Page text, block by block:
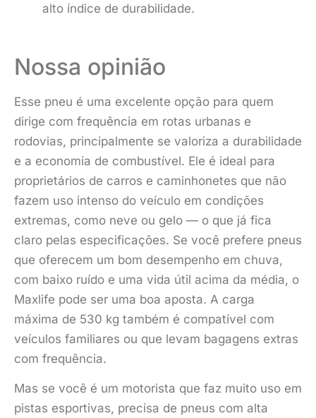
alto índice de durabilidade.
Nossa opinião
Esse pneu é uma excelente opção para quem
dirige com frequência em rotas urbanas e
rodovias, principalmente se valoriza a durabilidade
e a economia de combustível. Ele é ideal para
proprietários de carros e caminhonetes que não
fazem uso intenso do veículo em condições
extremas, como neve ou gelo — o que já fica
claro pelas especificações. Se você prefere pneus
que oferecem um bom desempenho em chuva,
com baixo ruído e uma vida útil acima da média, o
Maxlife pode ser uma boa aposta. A carga
máxima de 530 kg também é compatível com
veículos familiares ou que levam bagagens extras
com frequência.
Mas se você é um motorista que faz muito uso em
pistas esportivas, precisa de pneus com alta